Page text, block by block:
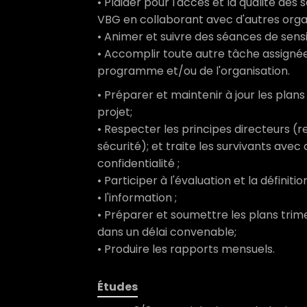
VBG en collaborant avec d'autres
• Animer et suivre des séances de
• Accomplir toute autre tâche
programme et/ou de l'organisation.
• Préparer et maintenir à jour les
projet;
• Respecter les principes directeurs
sécurité); et traite les survivants
confidentialité ;
• Participer à l'évaluation et la
• l'information ;
• Préparer et soumettre les plans
dans un délai convenable;
• Produire les rapports mensuels.
Études